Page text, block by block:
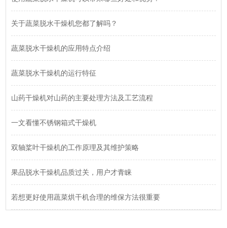
关于蔬菜脱水干燥机您都了解吗？
蔬菜脱水干燥机的应用特点介绍
蔬菜脱水干燥机的运行特征
山药干燥机对山药的主要处理方法及工艺流程
一文看懂不锈钢箱式干燥机
双轴桨叶干燥机的工作原理及其维护策略
果品脱水干燥机品质过关，用户才青睐
若想更好使用蔬菜烘干机合理的维保方法很重要